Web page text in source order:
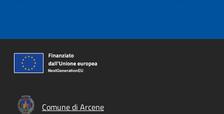
Comune di Arcene